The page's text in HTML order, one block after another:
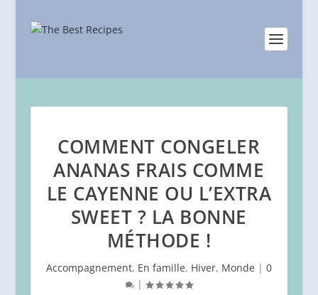
COMMENT CONGELER
ANANAS FRAIS COMME
LE CAYENNE OU L’EXTRA
SWEET ? LA BONNE
MÉTHODE !
Accompagnement, En famille, Hiver, Monde | 0
|